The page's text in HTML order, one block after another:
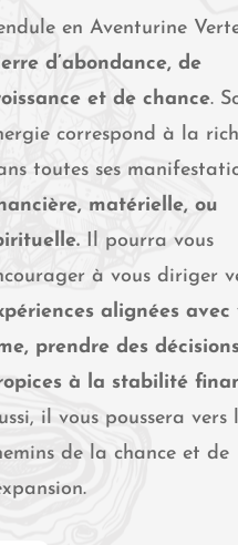
en Aventurine
d’abondance, de
et de chance.
correspond à la
toutes ses
matérielle, ou
Il pourra vous
à vous diriger
alignées avec
prendre des
à la stabilité
il vous poussera vers
de la chance et de